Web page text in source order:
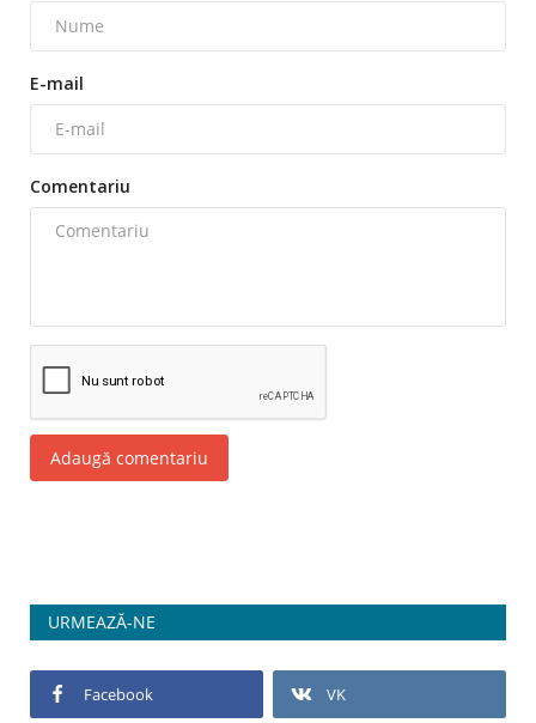
E-mail
Comentariu
Adaugă comentariu
URMEAZĂ-NE
Facebook VK